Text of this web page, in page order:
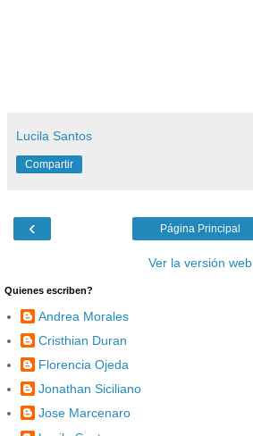
Lucila Santos
Compartir
‹ Página Principal
Ver la versión web
Quienes escriben?
Andrea Morales
Cristhian Duran
Florencia Ojeda
Jonathan Siciliano
Jose Marcenaro